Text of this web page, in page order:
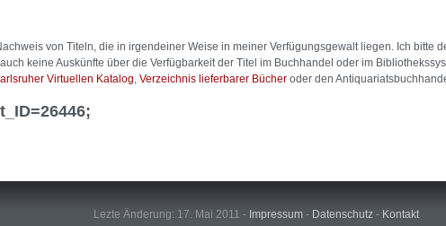
von Titeln, die in irgendeiner Weise in meiner Verfügungsgewalt liegen. Ich bitte
keine Auskünfte über die Verfügbarkeit der Titel im Buchhandel oder im
Virtuellen Katalog Verzeichnis lieferbarer Bücher oder den
Lezte Änderung: 17. Mai 2011 - Impressum - Datenschutz - Kontakt